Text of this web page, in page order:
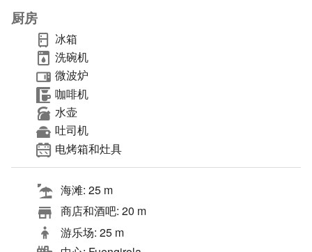
厨房
冰箱
洗碗机
微波炉
咖啡机
水壶
吐司机
电烤箱和灶具
海滩: 25 m
商店和酒吧: 20 m
游乐场: 25 m